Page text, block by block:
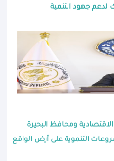
لدعم جهود التنمية
ومحافظ البحيرة
التنموية على أرض الواقع